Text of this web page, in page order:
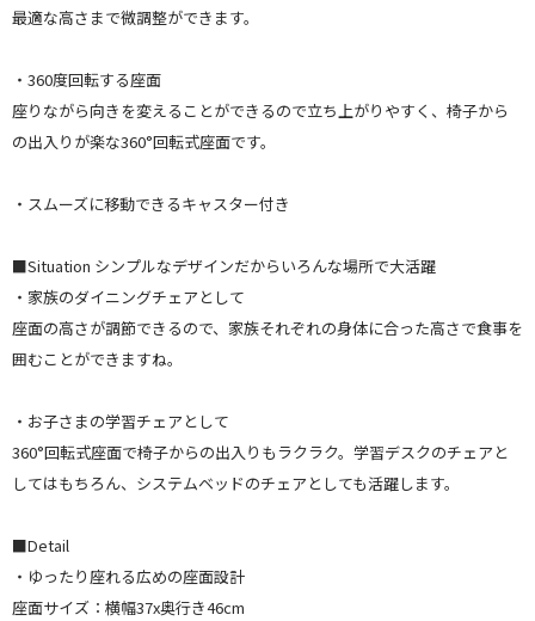
最適な高さまで微調整ができます。
・360度回転する座面
座りながら向きを変えることができるので立ち上がりやすく、椅子から
の出入りが楽な360°回転式座面です。
・スムーズに移動できるキャスター付き
■Situation シンプルなデザインだからいろんな場所で大活躍
・家族のダイニングチェアとして
座面の高さが調節できるので、家族それぞれの身体に合った高さで食事を
囲むことができますね。
・お子さまの学習チェアとして
360°回転式座面で椅子からの出入りもラクラク。学習デスクのチェアと
してはもちろん、システムベッドのチェアとしても活躍します。
■Detail
・ゆったり座れる広めの座面設計
座面サイズ：横幅37x奥行き46cm